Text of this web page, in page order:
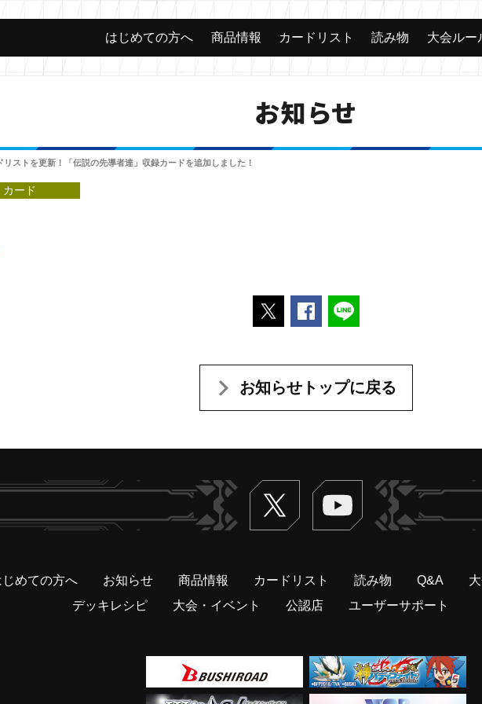
はじめての方へ 商品情報 カードリスト 読み物 大会ルー
お知らせ
リストを更新！「伝説の先導者達」収録カードを追加しました！
カード
ポストするFacebookでシェアする
お知らせトップに戻る
Twitter ヴァンガードch
じめての方へ お知らせ 商品情報 カードリスト 読み物 Q&A
デッキレシピ
大会・イベント 公認店 ユーザーサポート